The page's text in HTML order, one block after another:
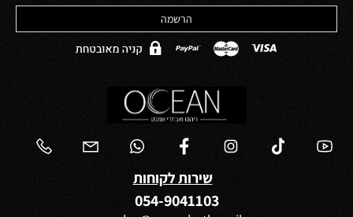
שירות לקוחות
054-9041103